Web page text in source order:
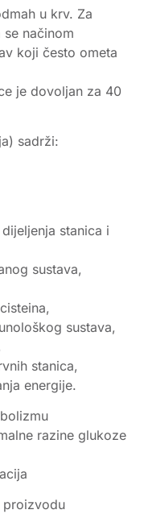
u krv. Za
načinom
koji često ometa
je dovoljan za 40
sadrži:
stanica i
sustava,
sustava,
stanica,
energije.
razine glukoze
proizvodu